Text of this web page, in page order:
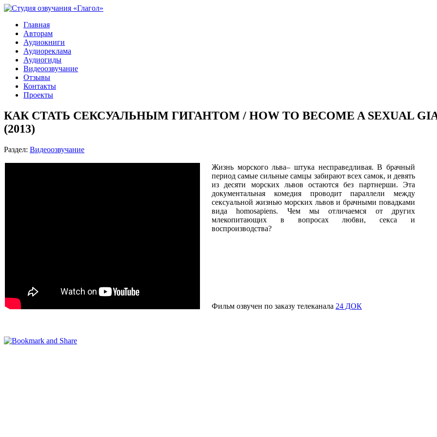
Главная
Авторам
Аудиокниги
Аудиореклама
Аудиогиды
Видеоозвучание
Отзывы
Контакты
Проекты
КАК СТАТЬ СЕКСУАЛЬНЫМ ГИГАНТОМ / HOW TO BECOME A SEXUAL
(2013)
Раздел: Видеоозвучание
Жизнь морского льва– штука несправедливая. В брачный
период самые сильные самцы забирают всех самок, и девять
из десяти морских львов остаются без партнерши. Эта
документальная комедия проводит параллели между
сексуальной жизнью морских львов и брачными повадками
вида homosapiens. Чем мы отличаемся от других
млекопитающих в вопросах любви, секса и
воспроизводства?
Фильм озвучен по заказу телеканала 24 ДОК